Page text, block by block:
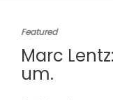
Featured
Marc
um.